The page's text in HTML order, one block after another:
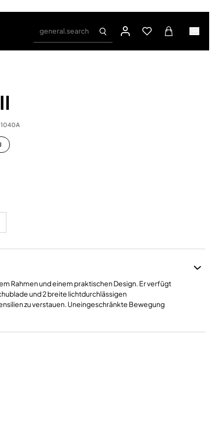
general.search
Rahmen und einem praktischen Design. Er verfügt
und 2 breite lichtdurchlässigen
zu verstauen. Uneingeschränkte Bewegung